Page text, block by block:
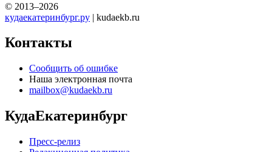
© 2013–2026
кудаекатеринбург.ру | kudaekb.ru
Контакты
Сообщить об ошибке
Наша электронная почта
mailbox@kudaekb.ru
КудаЕкатеринбург
Пресс-релиз